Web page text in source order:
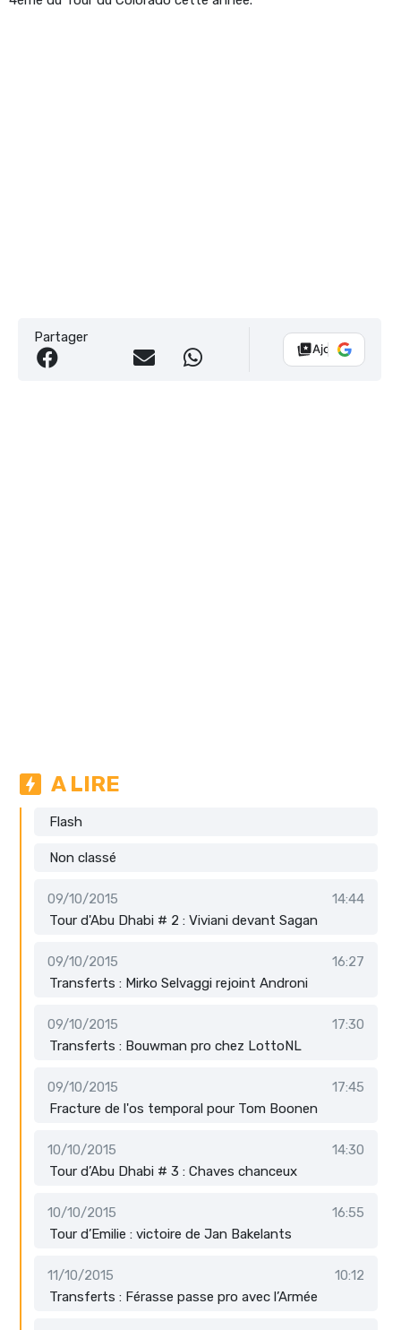
Partager
Ajouter Vélo
A LIRE
Flash
Non classé
09/10/2015
14:44
Tour d'Abu Dhabi # 2 : Viviani devant Sagan
09/10/2015
16:27
Transferts : Mirko Selvaggi rejoint Androni
09/10/2015
17:30
Transferts : Bouwman pro chez LottoNL
09/10/2015
17:45
Fracture de l'os temporal pour Tom Boonen
10/10/2015
14:30
Tour d’Abu Dhabi # 3 : Chaves chanceux
10/10/2015
16:55
Tour d’Emilie : victoire de Jan Bakelants
11/10/2015
10:12
Transferts : Férasse passe pro avec l’Armée